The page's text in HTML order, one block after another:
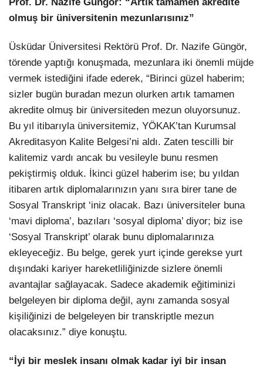
olmuş bir üniversitenin mezunlarısınız”
Üsküdar Üniversitesi Rektörü Prof. Dr. Nazife Güngör,
törende yaptığı konuşmada, mezunlara iki önemli müjde
vermek istediğini ifade ederek, “Birinci güzel haberim;
sizler bugün buradan mezun olurken artık tamamen
akredite olmuş bir üniversiteden mezun oluyorsunuz.
Bu yıl itibarıyla üniversitemiz, YÖKAK’tan Kurumsal
Akreditasyon Kalite Belgesi’ni aldı. Zaten tescilli bir
kalitemiz vardı ancak bu vesileyle bunu resmen
pekiştirmiş olduk. İkinci güzel haberim ise; bu yıldan
itibaren artık diplomalarınızın yanı sıra birer tane de
Sosyal Transkript ‘iniz olacak. Bazı üniversiteler buna
‘mavi diploma’, bazıları ‘sosyal diploma’ diyor; biz ise
‘Sosyal Transkript’ olarak bunu diplomalarınıza
ekleyeceğiz. Bu belge, gerek yurt içinde gerekse yurt
dışındaki kariyer hareketliliğinizde sizlere önemli
avantajlar sağlayacak. Sadece akademik eğitiminizi
belgeleyen bir diploma değil, aynı zamanda sosyal
kişiliğinizi de belgeleyen bir transkriptle mezun
olacaksınız.” diye konuştu.
“İyi bir meslek insanı olmak kadar iyi bir insan